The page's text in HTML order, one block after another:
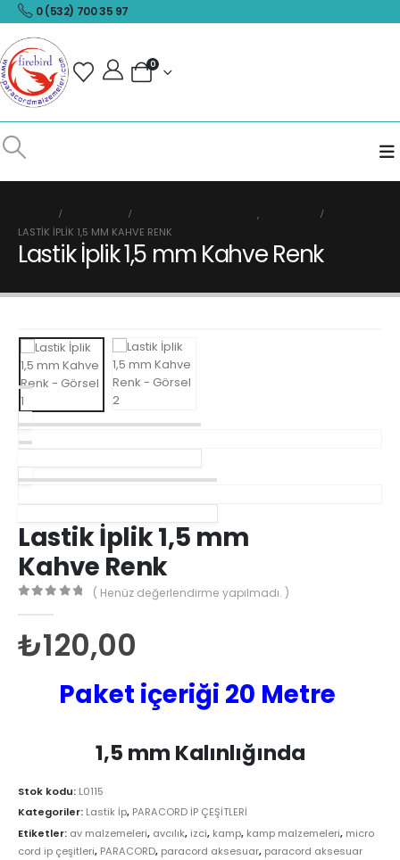
0 (532) 700 35 97
0
,
LASTIK İPLIK 1,5 MM KAHVE RENK
Lastik İplik 1,5 mm Kahve Renk
Lastik İplik 1,5 mm
Kahve Renk
( Henüz değerlendirme yapılmadı. )
₺120,00
Paket içeriği 20 Metre
1,5 mm Kalınlığında
Stok kodu: L0115
Kategoriler: Lastik İp, PARACORD İP ÇEŞİTLERİ
Etiketler: av malzemeleri, avcılık, izci, kamp, kamp malzemeleri, micro
cord ip çeşitleri, PARACORD, paracord aksesuar, paracord aksesuar